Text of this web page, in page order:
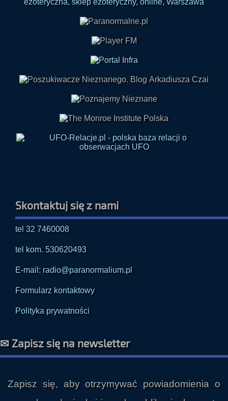
tel 32 7460008
tel kom. 530620493
E-mail: radio@paranormalium.pl
Formularz kontaktowy
Polityka prywatności
nowych audycjach i innych publikacjach prosto